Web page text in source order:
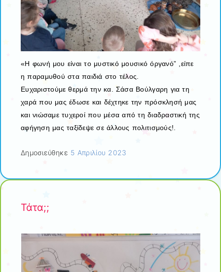
«Η φωνή μου είναι το μυστικό μουσικό όργανό” ,είπε
η παραμυθού στα παιδιά στο τέλος.
Ευχαριστούμε θερμά την κα. Σάσα Βούλγαρη για τη
χαρά που μας έδωσε και δέχτηκε την πρόσκλησή μας
και νιώσαμε τυχεροί που μέσα από τη διαδραστική της
αφήγηση μας ταξίδεψε σε άλλους πολιτισμούς!.
Δημοσιεύθηκε 5 Απριλίου 2023
Τάτα;;